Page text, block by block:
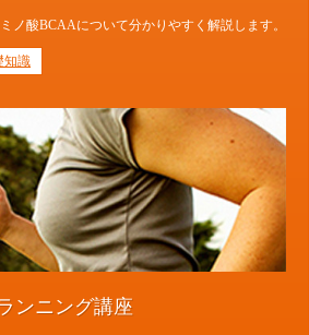
ノ酸BCAAについて分かりやすく解説します。
知識
ンニング講座